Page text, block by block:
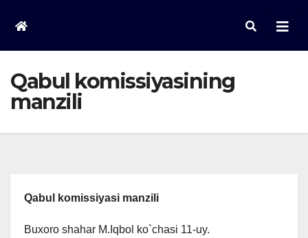
content
Qabul komissiyasining
manzili
Qabul komissiyasi manzili
Buxoro shahar M.Iqbol ko`chasi 11-uy.